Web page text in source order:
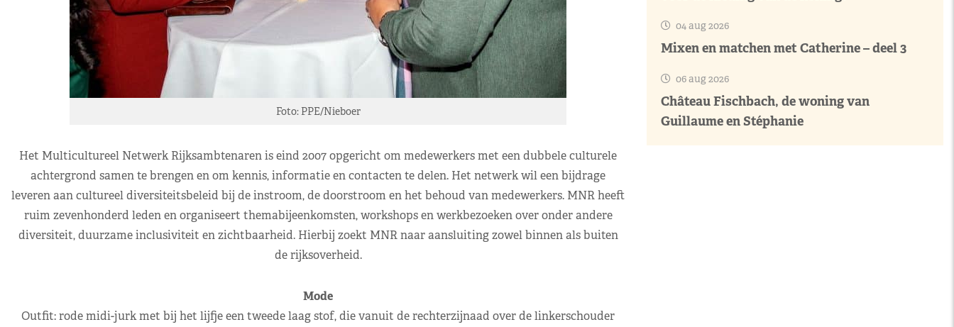
Foto: PPE/Nieboer
Het Multicultureel Netwerk Rijksambtenaren is eind 2007 opgericht om medewerkers met een dubbele culturele
achtergrond samen te brengen en om kennis, informatie en contacten te delen. Het netwerk wil een bijdrage
leveren aan cultureel diversiteitsbeleid bij de instroom, de doorstroom en het behoud van medewerkers. MNR heeft
ruim zevenhonderd leden en organiseert themabijeenkomsten, workshops en werkbezoeken over onder andere
diversiteit, duurzame inclusiviteit en zichtbaarheid. Hierbij zoekt MNR naar aansluiting zowel binnen als buiten
de rijksoverheid.
Mode
Outfit: rode midi-jurk met bij het lijfje een tweede laag stof, die vanuit de rechterzijnaad over de linkerschouder
04 aug 2026
Mixen en matchen met Catherine – deel 3
06 aug 2026
Château Fischbach, de woning van
Guillaume en Stéphanie